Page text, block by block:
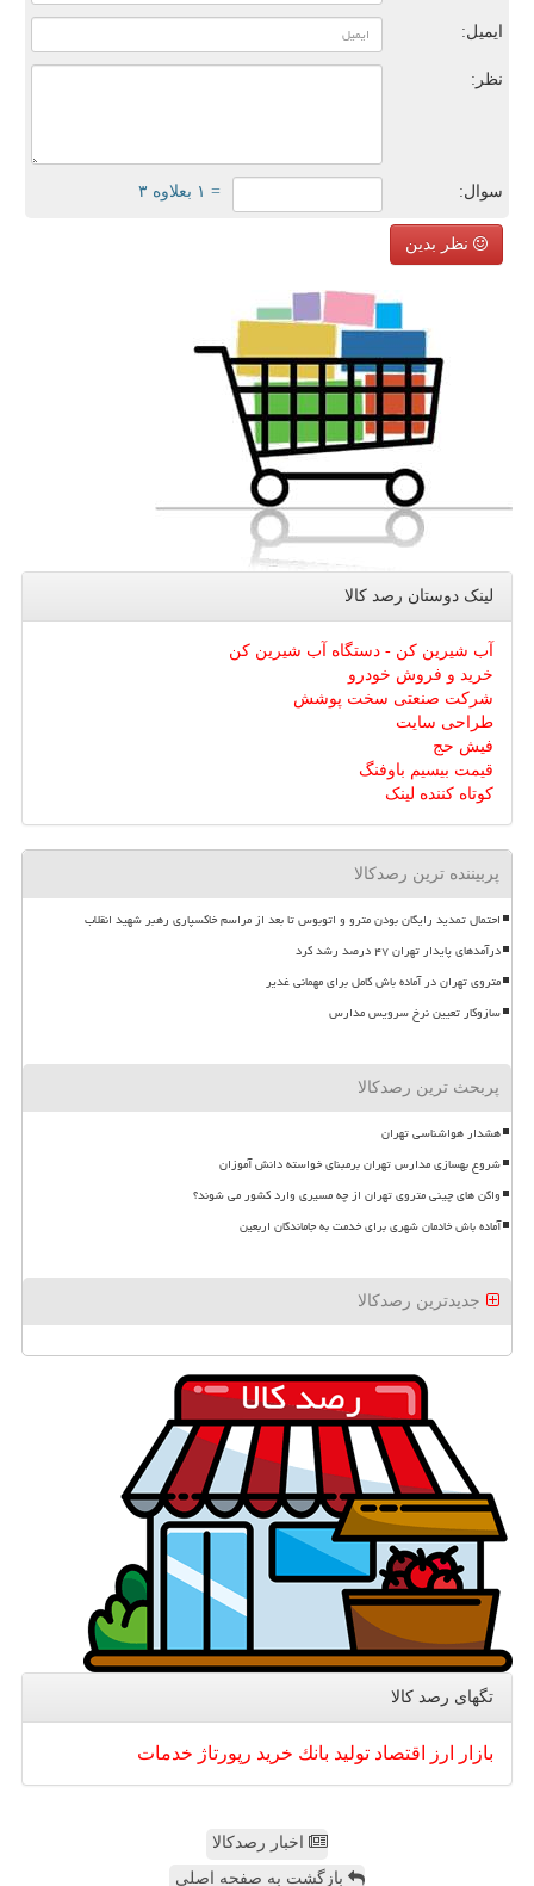
ایمیل:
نظر:
سوال: = ۱ بعلاوه ۳
نظر بدین
لینک دوستان رصد كالا
آب شیرین کن - دستگاه آب شیرین کن
خرید و فروش خودرو
شرکت صنعتی سخت پوشش
طراحی سایت
فیش حج
قیمت بیسیم باوفنگ
کوتاه کننده لینک
پربیننده ترین رصدکالا
احتمال تمدید رایگان بودن مترو و اتوبوس تا بعد از مراسم خاکسپاری رهبر شهید انقلاب
درآمدهای پایدار تهران ۴۷ درصد رشد کرد
متروی تهران در آماده باش کامل برای مهمانی غدیر
سازوکار تعیین نرخ سرویس مدارس
پربحث ترین رصدکالا
هشدار هواشناسی تهران
شروع بهسازی مدارس تهران برمبنای خواسته دانش آموزان
واگن های چینی متروی تهران از چه مسیری وارد کشور می شوند؟
آماده باش خادمان شهری برای خدمت به جاماندگان اربعین
جدیدترین رصدکالا
تگهای رصد كالا
بازار ارز اقتصاد تولید بانك خرید رپورتاژ خدمات
اخبار رصدکالا
بازگشت به صفحه اصلی